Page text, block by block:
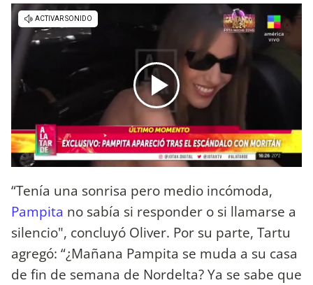
“Tenía una sonrisa pero medio incómoda,
Pampita no sabía si responder o si llamarse a
silencio", concluyó Oliver. Por su parte, Tartu
agregó: “¿Mañana Pampita se muda a su casa
de fin de semana de Nordelta? Ya se sabe que